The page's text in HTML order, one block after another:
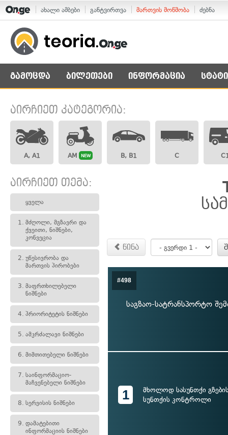
ახალი ამბები განტვირთვა მართვის მოწმობა ძებნა
გამოცდა ბილეთები ინფორმაცია
აირჩიეთ კატეგორია:
A, A1 AM NEW B, B1 C
აირჩიეთ თემა:
ყველა
1. მძღოლი, მგზავრი და
ქვეითი, ნიშნები,
კონვეცია
2. უწესივრობა და
მართვის პირობები
3. მაფრთხილებელი
ნიშნები
4. პრიორიტეტის ნიშნები
5. ამკრძალავი ნიშნები
6. მიმთითებელი ნიშნები
7. საინფორმაციო-
მაჩვენებელი ნიშნები
8. სერვისის ნიშნები
9. დამატებითი
ინფორმაციის ნიშნები
წინა
#498
საგზაო-სატრანსპორტო
1
მხოლოდ სასუნთქი
სუნთქის კონტროლი